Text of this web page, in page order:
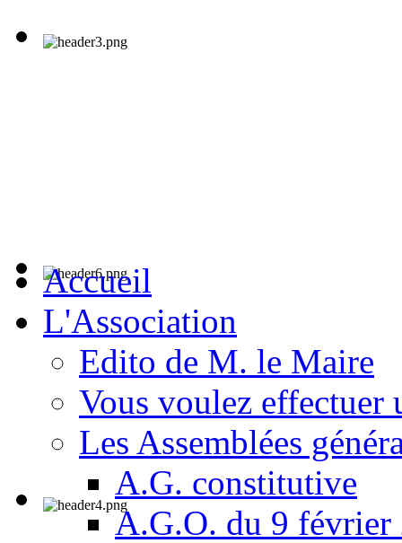
Accueil
L'Association
Edito de M. le Maire
Vous voulez effectuer
Les Assemblées
A.G. constitutive
A.G.O. du 9 février